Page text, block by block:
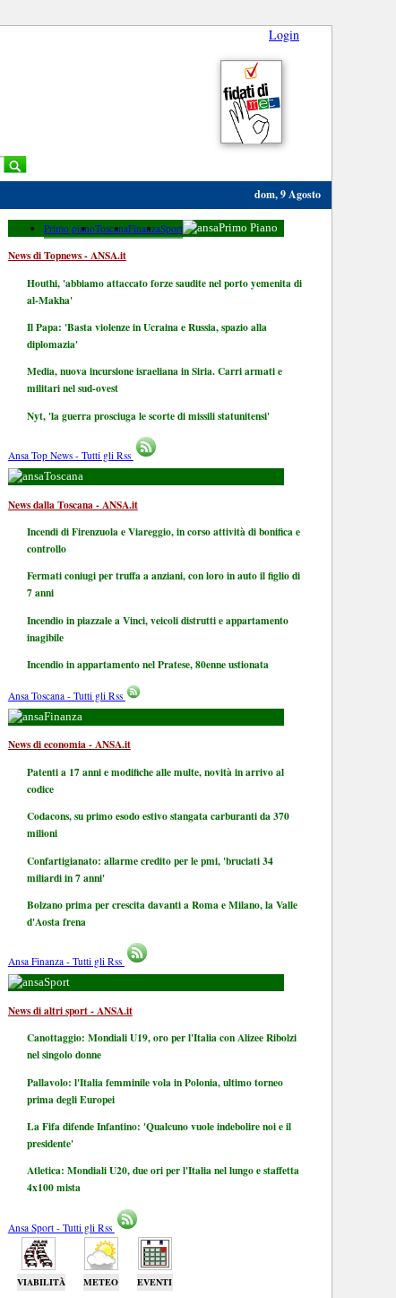
Login
dom, 9 Agosto
Primo pianoToscanaFinanzaSport Primo Piano
News di Topnews - ANSA.it
Houthi, 'abbiamo attaccato forze saudite nel porto yemenita di
al-Makha'
Il Papa: 'Basta violenze in Ucraina e Russia, spazio alla
diplomazia'
Media, nuova incursione israeliana in Siria. Carri armati e
militari nel sud-ovest
Nyt, 'la guerra prosciuga le scorte di missili statunitensi'
Ansa Top News - Tutti gli Rss
Toscana
News dalla Toscana - ANSA.it
Incendi di Firenzuola e Viareggio, in corso attività di bonifica e
controllo
Fermati coniugi per truffa a anziani, con loro in auto il figlio di
7 anni
Incendio in piazzale a Vinci, veicoli distrutti e appartamento
inagibile
Incendio in appartamento nel Pratese, 80enne ustionata
Ansa Toscana - Tutti gli Rss
Finanza
News di economia - ANSA.it
Patenti a 17 anni e modifiche alle multe, novità in arrivo al
codice
Codacons, su primo esodo estivo stangata carburanti da 370
milioni
Confartigianato: allarme credito per le pmi, 'bruciati 34
miliardi in 7 anni'
Bolzano prima per crescita davanti a Roma e Milano, la Valle
d'Aosta frena
Ansa Finanza - Tutti gli Rss
Sport
News di altri sport - ANSA.it
Canottaggio: Mondiali U19, oro per l'Italia con Alizee Ribolzi
nel singolo donne
Pallavolo: l'Italia femminile vola in Polonia, ultimo torneo
prima degli Europei
La Fifa difende Infantino: 'Qualcuno vuole indebolire noi e il
presidente'
Atletica: Mondiali U20, due ori per l'Italia nel lungo e staffetta
4x100 mista
Ansa Sport - Tutti gli Rss
VIABILITÀ METEO EVENTI